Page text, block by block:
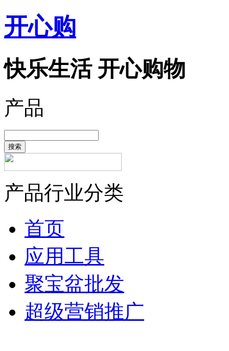
开心购
快乐生活 开心购物
产品
搜索
产品行业分类
首页
应用工具
聚宝盆批发
超级营销推广